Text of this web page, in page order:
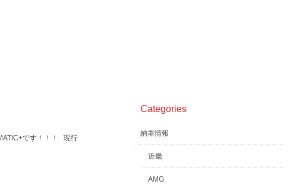
です！！！ 現行
Categories
納車情報
近畿
AMG